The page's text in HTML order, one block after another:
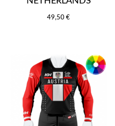
49,50 €